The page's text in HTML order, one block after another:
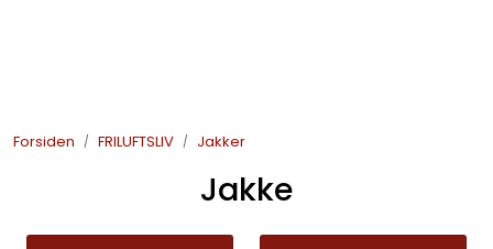
Forsiden FRILUFTSLIV Jakker
Jakke
FISKE